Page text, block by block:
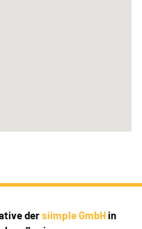
dersiimple GmbHin